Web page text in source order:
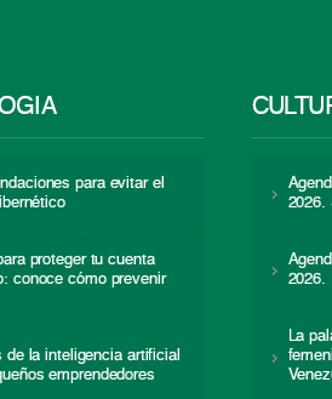
para evitar el
proteger tu cuenta
conoce cómo prevenir
de la inteligencia artificial
emprendedores
2026.
2026.
La